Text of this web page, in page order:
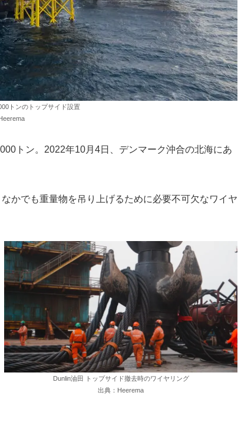
トンのトップサイド設置
トン。2022年10月4日、デンマーク沖合の北海にあ
かでも重量物を吊り上げるために必要不可欠なワイヤ
Dunlin油田 トップサイド撤去時のワイヤリング
出典：Heerema